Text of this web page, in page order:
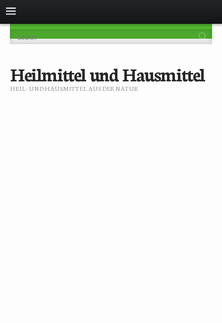
Heilmittel und Hausmittel
HEIL- UND HAUSMITTEL AUS DER NATUR